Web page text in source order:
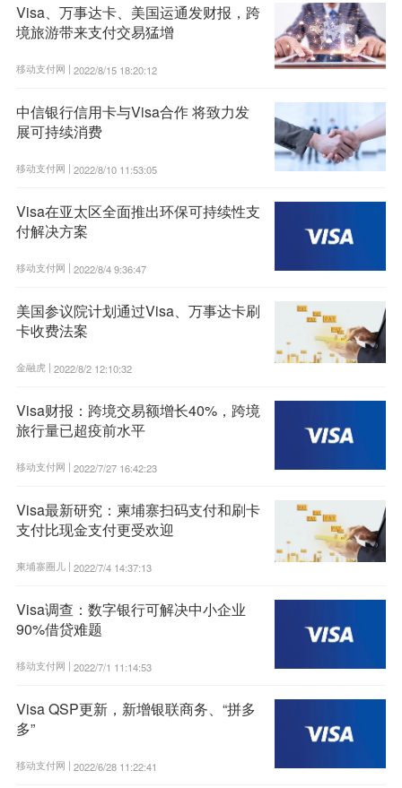
Visa、万事达卡、美国运通发财报，跨
境旅游带来支付交易猛增
移动支付网 | 2022/8/15 18:20:12
中信银行信用卡与Visa合作 将致力发
展可持续消费
移动支付网 | 2022/8/10 11:53:05
Visa在亚太区全面推出环保可持续性支
付解决方案
移动支付网 | 2022/8/4 9:36:47
美国参议院计划通过Visa、万事达卡刷
卡收费法案
金融虎 | 2022/8/2 12:10:32
Visa财报：跨境交易额增长40%，跨境
旅行量已超疫前水平
移动支付网 | 2022/7/27 16:42:23
Visa最新研究：柬埔寨扫码支付和刷卡
支付比现金支付更受欢迎
柬埔寨圈儿 | 2022/7/4 14:37:13
Visa调查：数字银行可解决中小企业
90%借贷难题
移动支付网 | 2022/7/1 11:14:53
Visa QSP更新，新增银联商务、“拼多
多”
移动支付网 | 2022/6/28 11:22:41